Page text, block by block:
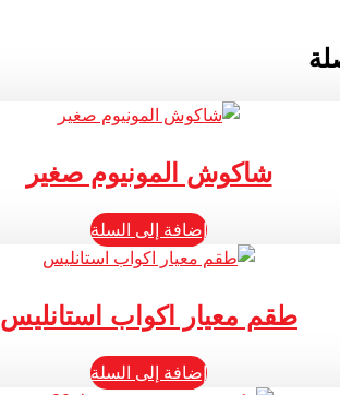
شاكوش المونيوم صغير
إضافة إلى السلة
طقم معيار اكواب استانليس
إضافة إلى السلة